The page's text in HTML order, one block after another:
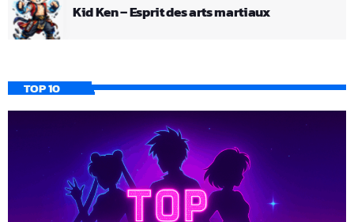
Kid Ken – Esprit des arts martiaux
TOP 10